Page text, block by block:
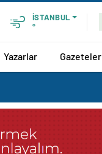
İSTANBUL
°
Yazarlar Gazeteler